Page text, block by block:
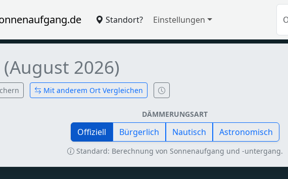
Standort? Einstellungen
(August 2026)
Mit anderem Ort Vergleichen
DÄMMERUNGSART
Offiziell Bürgerlich Nautisch Astronomisch
Standard: Berechnung von Sonnenaufgang und -untergang.